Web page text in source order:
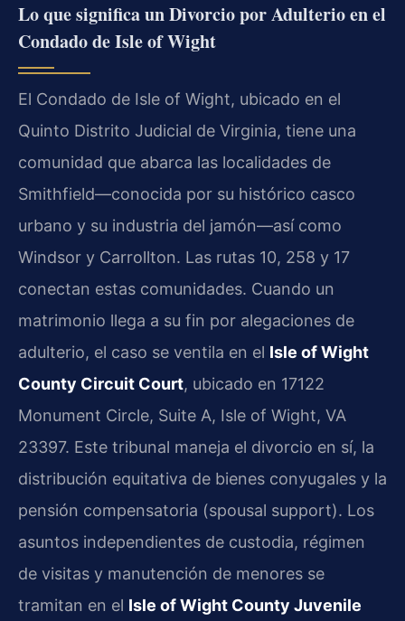
Lo que significa un Divorcio por Adulterio en el
Condado de Isle of Wight
El Condado de Isle of Wight, ubicado en el
Quinto Distrito Judicial de Virginia, tiene una
comunidad que abarca las localidades de
Smithfield—conocida por su histórico casco
urbano y su industria del jamón—así como
Windsor y Carrollton. Las rutas 10, 258 y 17
conectan estas comunidades. Cuando un
matrimonio llega a su fin por alegaciones de
adulterio, el caso se ventila en el Isle of Wight
County Circuit Court, ubicado en 17122
Monument Circle, Suite A, Isle of Wight, VA
23397. Este tribunal maneja el divorcio en sí, la
distribución equitativa de bienes conyugales y la
pensión compensatoria (spousal support). Los
asuntos independientes de custodia, régimen
de visitas y manutención de menores se
tramitan en el Isle of Wight County Juvenile